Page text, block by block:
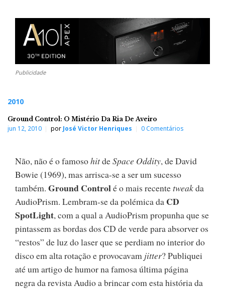
Publicidade
2010
Ground Control: O Mistério Da Ria De Aveiro
jun 12, 2010 por José Victor Henriques 0 Comentários
Não, não é o famosohitdeSpace Oddity, de David
Bowie (1969), mas arrisca-se a ser um sucesso
também. Ground Controlé o mais recentetweakda
AudioPrism. Lembram-se da polémica da CD
SpotLight, com a qual a AudioPrism propunha que se
pintassem as bordas dos CD de verde para absorver os
“restos” de luz do laser que se perdiam no interior do
disco em alta rotação e provocavam jitter? Publiquei
até um artigo de humor na famosa última página
negra da revista Audio a brincar com esta história da